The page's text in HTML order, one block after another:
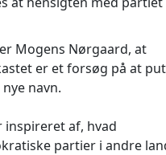
Mogens Nørgaard, at
er et forsøg på at
navn.
inspireret af, hvad
partier i andre